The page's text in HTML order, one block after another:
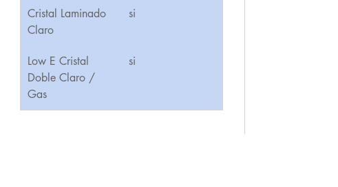
Cristal Laminado
Claro
si
Low E Cristal
Doble Claro /
Gas
si